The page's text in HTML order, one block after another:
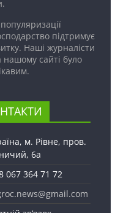
підтримує
Наші журналісти
сайті було
м. Рівне, пров.
6а
067 364 71 72